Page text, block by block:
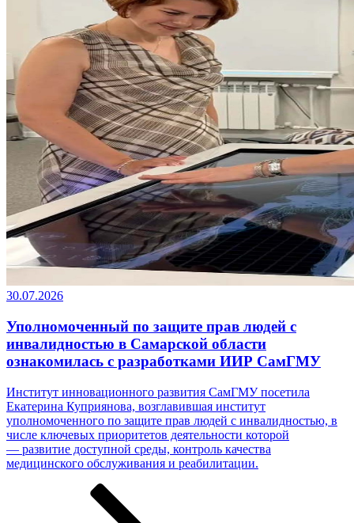
30.07.2026
Уполномоченный по защите прав людей с
инвалидностью в Самарской области
ознакомилась с разработками ИИР СамГМУ
Институт инновационного развития СамГМУ посетила
Екатерина Куприянова, возглавившая институт
уполномоченного по защите прав людей с инвалидностью, в
числе ключевых приоритетов деятельности которой
— развитие доступной среды, контроль качества
медицинского обслуживания и реабилитации.